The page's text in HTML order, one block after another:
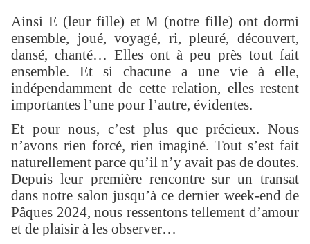
Ainsi E (leur fille) et M (notre fille) ont dormi
ensemble, joué, voyagé, ri, pleuré, découvert,
dansé, chanté… Elles ont à peu près tout fait
ensemble. Et si chacune a une vie à elle,
indépendamment de cette relation, elles restent
importantes l’une pour l’autre, évidentes.
Et pour nous, c’est plus que précieux. Nous
n’avons rien forcé, rien imaginé. Tout s’est fait
naturellement parce qu’il n’y avait pas de doutes.
Depuis leur première rencontre sur un transat
dans notre salon jusqu’à ce dernier week-end de
Pâques 2024, nous ressentons tellement d’amour
et de plaisir à les observer…